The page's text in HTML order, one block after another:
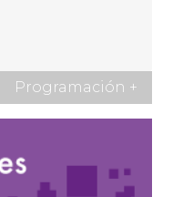
Programación +